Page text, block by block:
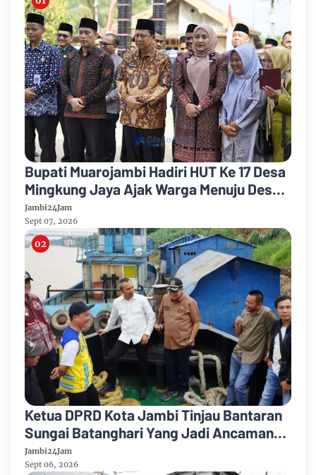
Bupati Muarojambi Hadiri HUT Ke 17 Desa
Mingkung Jaya Ajak Warga Menuju Desa
Mandiri 2026
Jambi24Jam
Sept 07, 2026
Ketua DPRD Kota Jambi Tinjau Bantaran
Sungai Batanghari Yang Jadi Ancaman
Abrasi
Jambi24Jam
Sept 06, 2026